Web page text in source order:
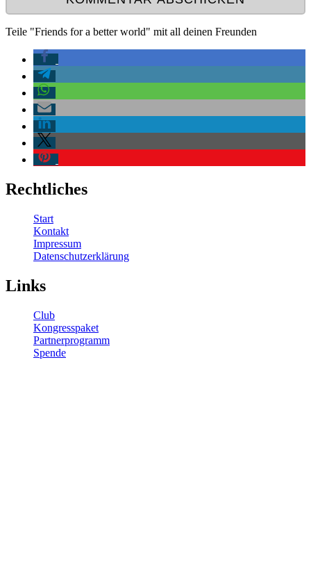
Teile "Friends for a better world" mit all deinen Freunden
Rechtliches
Start
Kontakt
Impressum
Datenschutzerklärung
Links
Club
Kongresspaket
Partnerprogramm
Spende